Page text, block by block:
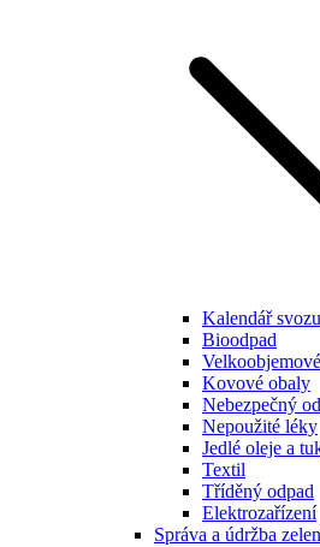
Kalendář
Bioodpad
Kovové obaly
Nebezpečný
Nepoužité léky
Jedlé oleje a
Textil
Tříděný odpad
Elektrozařízení
Správa a údržba